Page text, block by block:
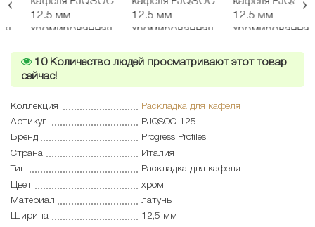
10Количество людей просматривают этот товар
сейчас!
Коллекция
Раскладка для кафеля
Артикул
PJQSOC 125
Бренд
Progress Profiles
Страна
Италия
Тип
Раскладка для кафеля
Цвет
хром
Материал
латунь
Ширина
12,5 мм